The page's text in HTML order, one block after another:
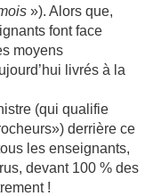
»). Alors que,
font face
moyens
livrés à la
(qui qualifie
derrière ce
les enseignants,
devant 100 % des
!